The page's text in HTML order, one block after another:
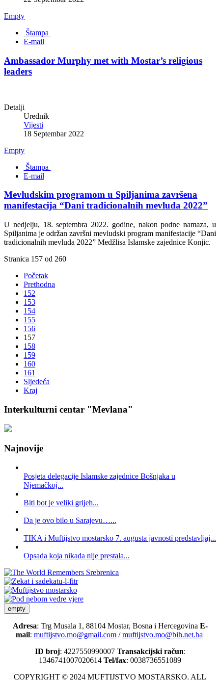
Empty
Štampa
E-mail
Ambassador Murphy met with Mostar’s religious
leaders
Detalji
Urednik
Vijesti
18 Septembar 2022
Empty
Štampa
E-mail
Mevludskim programom u Spiljanima završena
manifestacija “Dani tradicionalnih mevluda 2022”
U nedjelju, 18. septembra 2022. godine, nakon podne namaza, u
Spiljanima je održan završni mevludski program manifestacije “Dani
tradicionalnih mevluda 2022” Medžlisa Islamske zajednice Konjic.
Stranica 157 od 260
Početak
Prethodna
152
153
154
155
156
157
158
159
160
161
Sljedeća
Kraj
Interkulturni centar "Mevlana"
Najnovije
Posjeta delegacije Islamske zajednice Bošnjaka u
Njemačkoj...
Biti bot je veliki grijeh...
Da je ovo bilo u Sarajevu…...
TIKA i Muftijstvo mostarsko 7. augusta javnosti predstavljaj...
Opsada koja nikada nije prestala...
empty
Adresa: Trg Musala 1, 88104 Mostar, Bosna i Hercegovina E-
mail: muftijstvo.mo@gmail.com/muftijstvo.mo@bih.net.ba
ID broj: 4227550990007 Transakcijski račun:
1346741007020614 Tel/fax: 0038736551089
COPYRIGHT © 2024 MUFTIJSTVO MOSTARSKO. ALL